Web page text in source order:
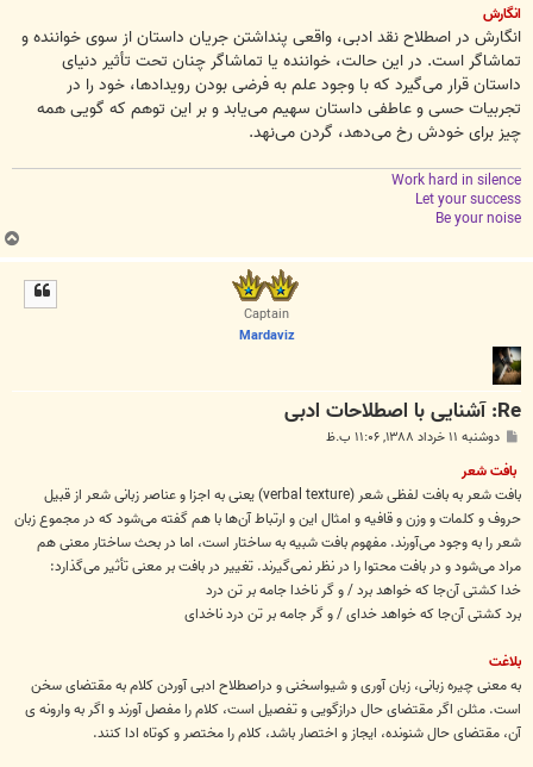
انگارش
انگارش در اصطلاح نقد ادبی، واقعی پنداشتن جریان داستان از سوی خواننده و
تماشاگر است. در این حالت، خواننده یا تماشاگر چنان تحت تأثیر دنیای
داستان قرار می‌گیرد که با وجود علم به فرضی بودن رویدادها، خود را در
تجربیات حسی و عاطفی داستان سهیم می‌یابد و بر این توهم که گویی همه
چیز برای خودش رخ می‌دهد، گردن می‌نهد.
Work hard in silence
Let your success
Be your noise
Captain
Mardaviz
Re: آشنایی با اصطلاحات ادبی
ت
دوشنبه ۱۱ خرداد ۱۳۸۸, ۱۱:۰۶ ب.ظ
بافت شعر
بافت شعر به بافت لفظی شعر (verbal texture) یعنی به اجزا و عناصر زبانی شعر از قبیل
حروف و کلمات و وزن و قافیه و امثال این و ارتباط آن‌ها با هم گفته می‌شود که در مجموع زبان
شعر را به وجود می‌آورند. مفهوم بافت شبیه به ساختار است، اما در بحث ساختار معنی هم
مراد می‌شود و در بافت محتوا را در نظر نمی‌گیرند. تغییر در بافت بر معنی تأثیر می‌گذارد:
خدا کشتی آ‌ن‌جا که خواهد برد / و گر ناخدا جامه بر تن درد
برد کشتی آن‌جا که خواهد خدای / و گر جامه بر تن درد ناخدای
بلاغت
به معنی چیره زبانی، زبان آوری و شیواسخنی و دراصطلاح ادبی آوردن کلام به مقتضای سخن
است. مثلن اگر مقتضای حال درازگویی و تفصیل است، کلام را مفصل آورند و اگر به وارونه ی
آن، مقتضای حال شنونده، ایجاز و اختصار باشد، کلام را مختصر و کوتاه ادا کنند.